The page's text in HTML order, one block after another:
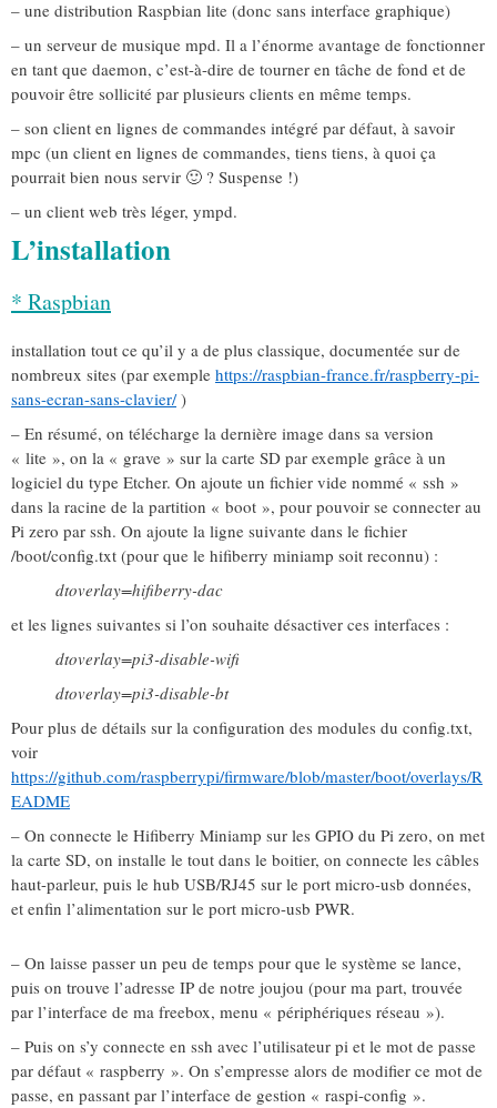
– une distribution Raspbian lite (donc sans interface graphique)
– un serveur de musique mpd. Il a l’énorme avantage de fonctionner
en tant que daemon, c’est-à-dire de tourner en tâche de fond et de
pouvoir être sollicité par plusieurs clients en même temps.
– son client en lignes de commandes intégré par défaut, à savoir
mpc (un client en lignes de commandes, tiens tiens, à quoi ça
pourrait bien nous servir 🙂 ? Suspense !)
– un client web très léger, ympd.
L’installation
* Raspbian
installation tout ce qu’il y a de plus classique, documentée sur de
nombreux sites (par exemple https://raspbian-france.fr/raspberry-pi-
sans-ecran-sans-clavier/)
– En résumé, on télécharge la dernière image dans sa version
« lite », on la « grave » sur la carte SD par exemple grâce à un
logiciel du type Etcher. On ajoute un fichier vide nommé « ssh »
dans la racine de la partition « boot », pour pouvoir se connecter au
Pi zero par ssh. On ajoute la ligne suivante dans le fichier
/boot/config.txt (pour que le hifiberry miniamp soit reconnu) :
dtoverlay=hifiberry-dac
et les lignes suivantes si l’on souhaite désactiver ces interfaces :
dtoverlay=pi3-disable-wifi
dtoverlay=pi3-disable-bt
Pour plus de détails sur la configuration des modules du config.txt,
voir
https://github.com/raspberrypi/firmware/blob/master/boot/overlays/R
EADME
– On connecte le Hifiberry Miniamp sur les GPIO du Pi zero, on met
la carte SD, on installe le tout dans le boitier, on connecte les câbles
haut-parleur, puis le hub USB/RJ45 sur le port micro-usb données,
et enfin l’alimentation sur le port micro-usb PWR.
– On laisse passer un peu de temps pour que le système se lance,
puis on trouve l’adresse IP de notre joujou (pour ma part, trouvée
par l’interface de ma freebox, menu « périphériques réseau »).
– Puis on s’y connecte en ssh avec l’utilisateur pi et le mot de passe
par défaut « raspberry ». On s’empresse alors de modifier ce mot de
passe, en passant par l’interface de gestion « raspi-config ».